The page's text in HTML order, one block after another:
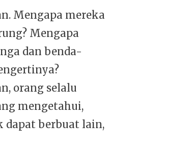
Mengapa mereka
Mengapa
dan benda-
orang selalu
mengetahui,
dapat berbuat lain,